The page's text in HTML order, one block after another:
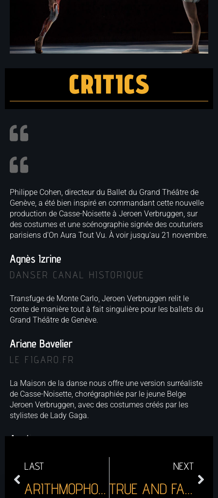
CRITICS
Philippe Cohen, directeur du Ballet du Grand Théâtre de
Genève, a été bien inspiré en commandant cette nouvelle
production de Casse-Noisette à Jeroen Verbruggen, sur
des costumes et une scénographie signée des couturiers
parisiens d'On Aura Tout Vu. À voir jusqu'au 21 novembre.
Agnès Izrine
DANSER CANAL HISTORIQUE
Transfuge de Monte Carlo, Jeroen Verbruggen relit le
conte de manière tout à fait singulière pour les ballets du
Grand Théâtre de Genève.
Ariane Bavelier
LE FIGARO.FR
La Maison de la danse nous offre une version surréaliste
de Casse-Noisette, chorégraphiée par le jeune Belge
Jeroen Verbruggen, avec des costumes créés par les
stylistes de Lady Gaga.
Aurélie Mathieu
LAST
ARITHMOPHOBIA
NEXT
TRUE AND FALSE UNICORN